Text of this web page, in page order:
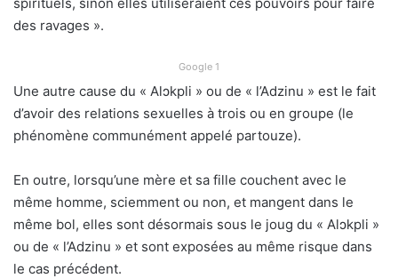
des ravages ».
Google 1
Une autre cause du « Alɔkpli » ou de « l’Adzinu » est le fait
d’avoir des relations sexuelles à trois ou en groupe (le
phénomène communément appelé partouze).
En outre, lorsqu’une mère et sa fille couchent avec le
même homme, sciemment ou non, et mangent dans le
même bol, elles sont désormais sous le joug du « Alɔkpli »
ou de « l’Adzinu » et sont exposées au même risque dans
le cas précédent.